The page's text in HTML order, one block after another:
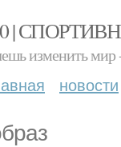
|
изменить мир
новости